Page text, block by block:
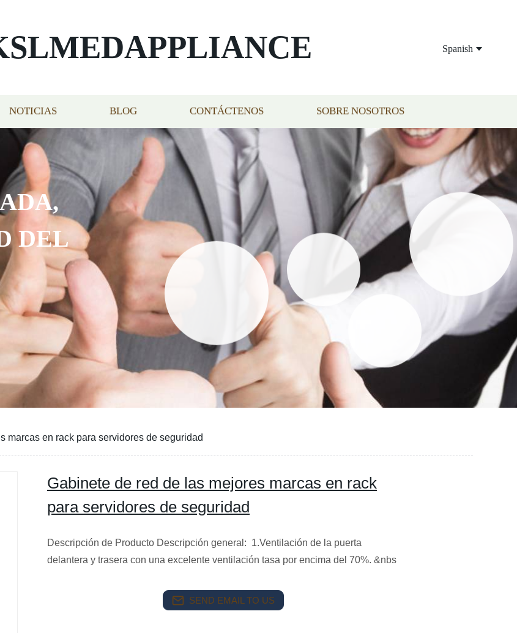
Spanish
NOTICIAS BLOG CONTÁCTENOS SOBRE NOSOTROS
DEL
marcas en rack para servidores de seguridad
Gabinete de red de las mejores marcas en rack
para servidores de seguridad
Descripción de Producto Descripción general: 1.Ventilación de la puerta
delantera y trasera con una excelente ventilación tasa por encima del 70%. &nbs
SEND EMAIL TO US